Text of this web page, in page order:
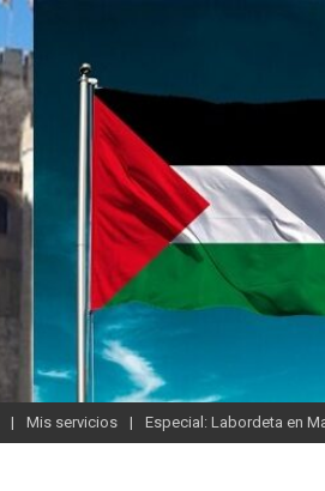
Mis servicios Especial: Labordeta en